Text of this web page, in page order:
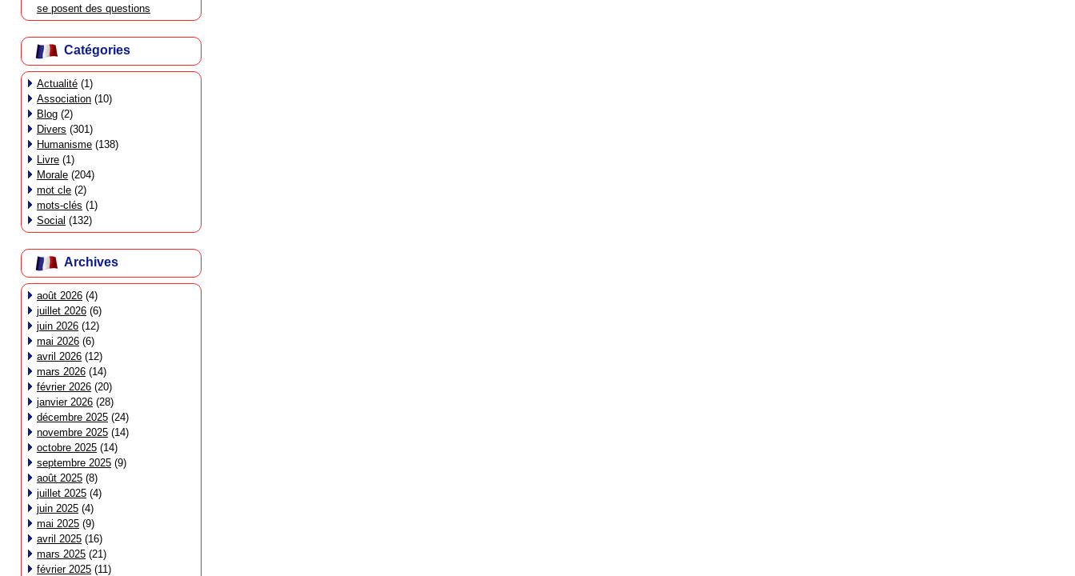
se posent des questions
Catégories
Actualité (1)
Association (10)
Blog (2)
Divers (301)
Humanisme (138)
Livre (1)
Morale (204)
mot cle (2)
mots-clés (1)
Social (132)
Archives
août 2026 (4)
juillet 2026 (6)
juin 2026 (12)
mai 2026 (6)
avril 2026 (12)
mars 2026 (14)
février 2026 (20)
janvier 2026 (28)
décembre 2025 (24)
novembre 2025 (14)
octobre 2025 (14)
septembre 2025 (9)
août 2025 (8)
juillet 2025 (4)
juin 2025 (4)
mai 2025 (9)
avril 2025 (16)
mars 2025 (21)
février 2025 (11)